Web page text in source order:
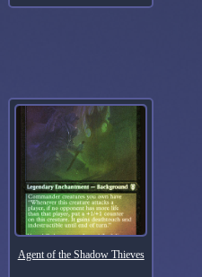
Agent of the Shadow Thieves